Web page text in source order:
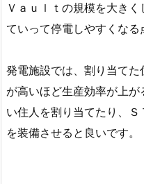
Ｖａｕｌｔの規模を大き
ていって停電しやすくなる
発電施設では、割り当てた
が高いほど生産効率が上
い住人を割り当てたり、
を装備させると良いです。